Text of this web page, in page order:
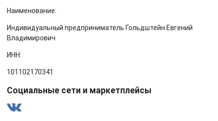
Наименование:
Индивидуальный предприниматель Гольдштейн Евгений
Владимирович
ИНН:
101102170341
Социальные сети и маркетплейсы